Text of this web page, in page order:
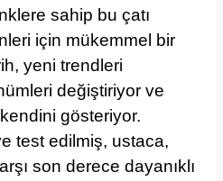
sahip bu çatı
için mükemmel bir
yeni trendleri
değiştiriyor ve
gösteriyor.
test edilmiş, ustaca,
son derece dayanıklı